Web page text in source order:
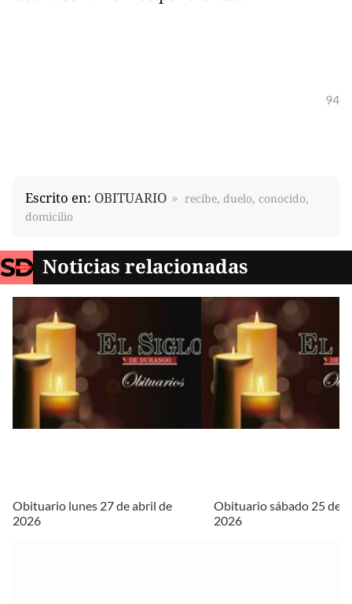
94
Escrito en: OBITUARIO
recibe, duelo, conocido,
domicilio
Noticias relacionadas
Obituario lunes 27 de abril de
2026
Obituario sábado 25 de
2026